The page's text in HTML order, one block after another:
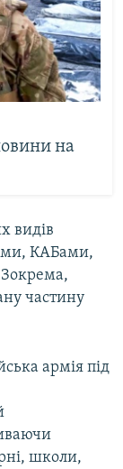
на
видів
КАБами,
Зокрема,
частину
армія під
школи,